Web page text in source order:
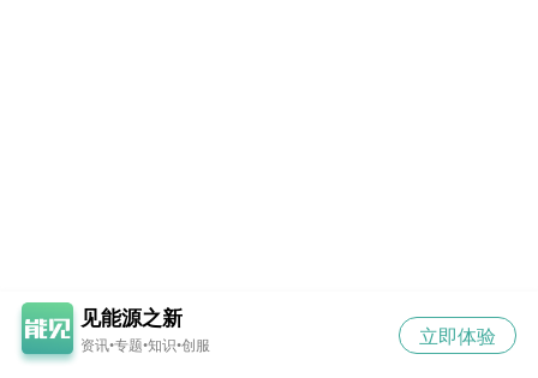
见能源之新
资讯•专题•知识•创服 立即体验